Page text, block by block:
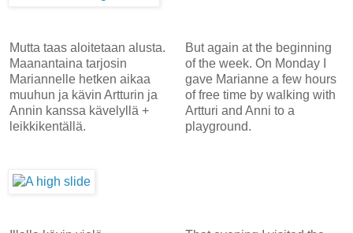
Mutta taas aloitetaan alusta.
Maanantaina tarjosin
Mariannelle hetken aikaa
muuhun ja kävin Artturin ja
Annin kanssa kävelyllä +
leikkikentällä.
But again at the beginning
of the week. On Monday I
gave Marianne a few hours
of free time by walking with
Artturi and Anni to a
playground.